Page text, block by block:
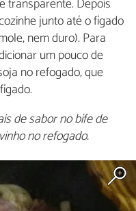
junto até o fígado
nem duro). Para
um pouco de
no refogado, que
de sabor no bife de
no refogado.